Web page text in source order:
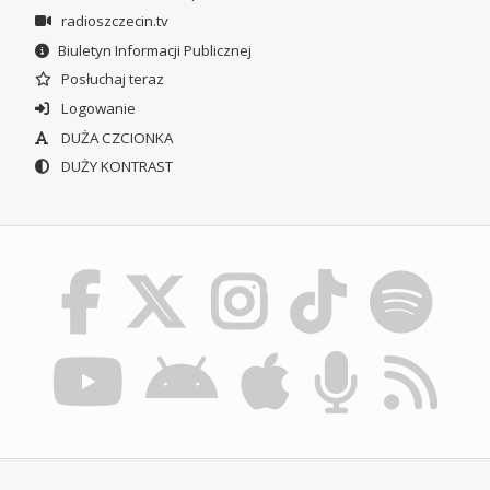
radioszczecin.tv
Biuletyn Informacji Publicznej
Posłuchaj teraz
Logowanie
DUŻA CZCIONKA
DUŻY KONTRAST